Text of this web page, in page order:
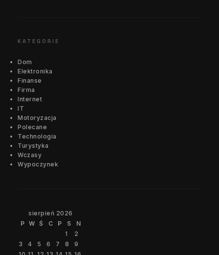
KATEGORIE
Dom
Elektronika
Finanse
Firma
Internet
IT
Motoryzacja
Polecane
Technologia
Turystyka
Wczasy
Wypoczynek
sierpień 2026
P
W Ś C P S
N
1
2
3
4 5 6 7 8
9